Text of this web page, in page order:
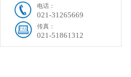
电话：
021-31265669
传真：
021-51861312